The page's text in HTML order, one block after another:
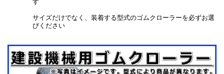
す
サイズだけでなく、装着する型式のゴムクローラーを必ずお選
びください